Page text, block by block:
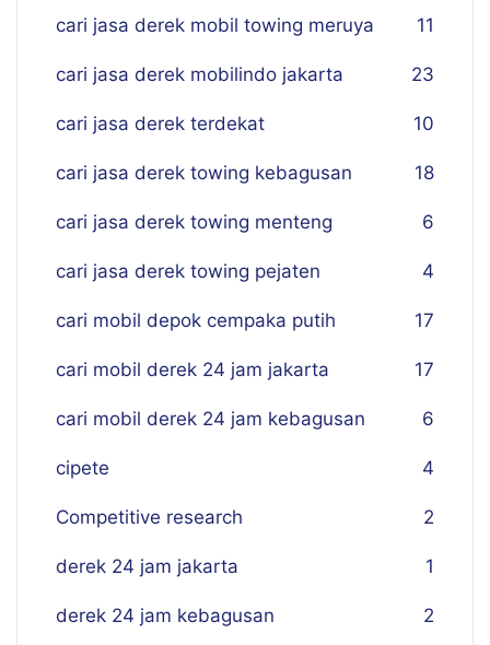
cari jasa derek mobil towing meruya 11
cari jasa derek mobilindo jakarta 23
cari jasa derek terdekat 10
cari jasa derek towing kebagusan 18
cari jasa derek towing menteng 6
cari jasa derek towing pejaten 4
cari mobil depok cempaka putih 17
cari mobil derek 24 jam jakarta 17
cari mobil derek 24 jam kebagusan 6
cipete 4
Competitive research 2
derek 24 jam jakarta 1
derek 24 jam kebagusan 2